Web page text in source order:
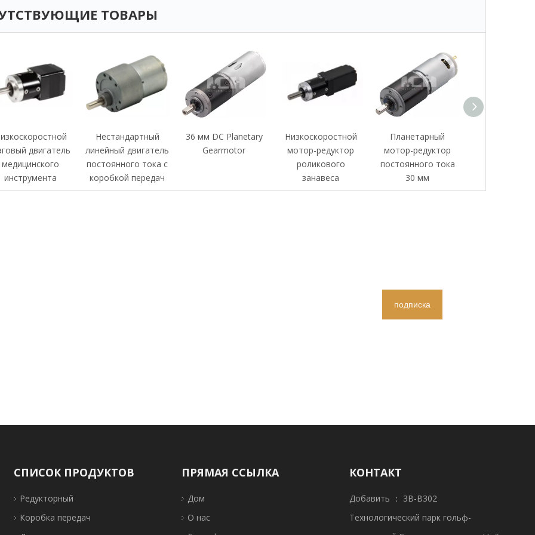
ТОВАРЫ
двигатель
медицинского
инструмента
Нестандартный
линейный двигатель
постоянного тока с
коробкой передач
36 мм DC Planetary
Gearmotor
Низкоскоростной
мотор-редуктор
роликового
занавеса
Планетарный
мотор-редуктор
постоянного тока
30 мм
подписка
СПИСОК ПРОДУКТОВ
Редукторный
Коробка передач
ПРЯМАЯ ССЫЛКА
Дом
О нас
КОНТАКТ
Добавить ： 3B-B302
Технологический парк гольф-